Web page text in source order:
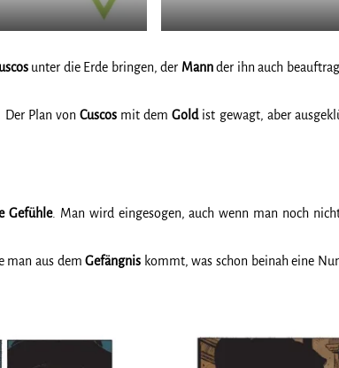
unter die Erde bringen, der Mannder ihn auch
Plan von Cuscosmit demGoldist gewagt, aber
Gefühle. Man wird eingesogen, auch wenn man noch
man aus demGefängnis kommt, was schon beinah eine